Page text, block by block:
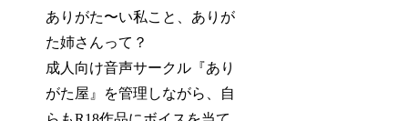
ありがた〜い私こと、ありが
た姉さんって？
成人向け音声サークル『あり
がた屋』を管理しながら、自